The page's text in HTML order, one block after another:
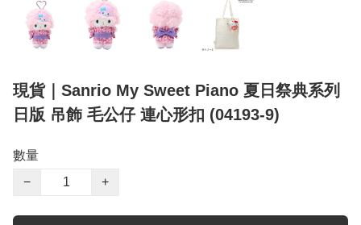
現貨｜Sanrio My Sweet Piano 夏日祭典系列
日版 吊飾 毛公仔 連心形扣 (04193-9)
數量
−
+